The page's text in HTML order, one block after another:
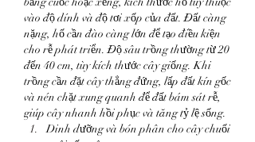
vào độ dính và độ tơi xốp của đất. Đất càng
nặng, hố cần đào càng lớn để tạo điều kiện
cho rễ phát triển. Độ sâu trồng thường từ 20
đến 40 cm, tùy kích thước cây giống. Khi
trồng cần đặt cây thẳng đứng, lấp đất kín gốc
và nén chặt xung quanh để đất bám sát rễ,
giúp cây nhanh hồi phục và tăng tỷ lệ sống.
Dinh dưỡng và bón phân cho cây chuối